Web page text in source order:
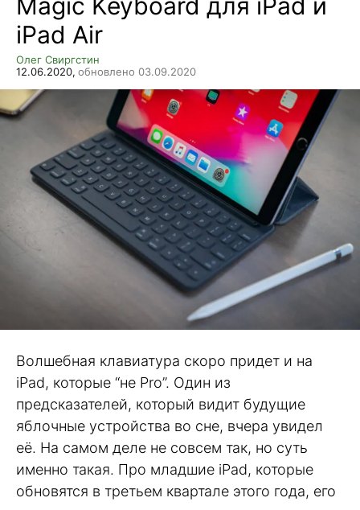
Magic Keyboard для iPad и
iPad Air
Олег Свиргстин
12.06.2020, обновлено 03.09.2020
Волшебная клавиатура скоро придет и на
iPad, которые “не Pro”. Один из
предсказателей, который видит будущие
яблочные устройства во сне, вчера увидел
её. На самом деле не совсем так, но суть
именно такая. Про младшие iPad, которые
обновятся в третьем квартале этого года, его